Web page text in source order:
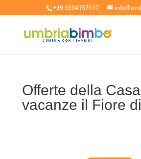
+39 3534157617
Offerte della Casa
vacanze il Fiore